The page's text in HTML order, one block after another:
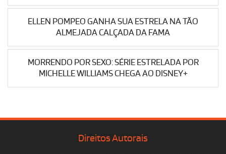
ELLEN POMPEO GANHA SUA ESTRELA NA TÃO
ALMEJADA CALÇADA DA FAMA
MORRENDO POR SEXO: SÉRIE ESTRELADA POR
MICHELLE WILLIAMS CHEGA AO DISNEY+
Direitos Autorais